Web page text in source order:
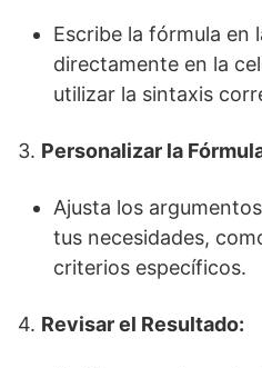
Escribe la fórmula en
directamente en la
utilizar la sintaxis
3. Personalizar la
Ajusta los
tus necesidades,
criterios específicos.
4. Revisar el Resultado: